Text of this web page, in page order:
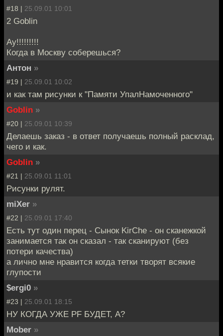
#18 | 25.09.01 10:01
2 Goblin
Ау!!!!!!!!!
Когда в Москву соберешься?
Антон »
#19 | 25.09.01 10:02
и как там рисунки к "Памяти УпалНамоченного"
Goblin »
#20 | 25.09.01 10:39
Делаешь заказ - в ответ получаешь полный расклад,
чего и как.
Goblin »
#21 | 25.09.01 11:01
Рисунки рулят.
miXer »
#22 | 25.09.01 17:40
Есть тут один перец - Сынок KirChe - он сканежкой
занимается так он сказал - так сканируют (без
потери качества)
а лично мне нравится когда тетки творят всякие
глупости
$ergi0 »
#23 | 25.09.01 18:15
НУ КОГДА УЖЕ PF БУДЕТ, А?
Mober »